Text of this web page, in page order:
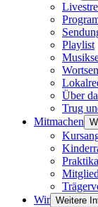
Playlist
Über
Trug
Mitmachen
Praktika
Wir Weitere